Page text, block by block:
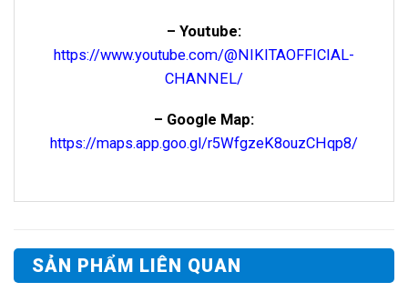
– Youtube:
https://www.youtube.com/@NIKITAOFFICIAL-
CHANNEL/
– Google Map:
https://maps.app.goo.gl/r5WfgzeK8ouzCHqp8/
SẢN PHẨM LIÊN QUAN